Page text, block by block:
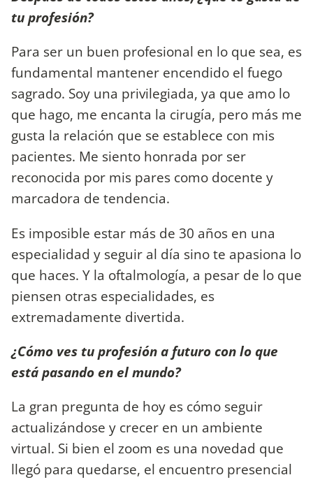
tu profesión?
Para ser un buen profesional en lo que sea, es
fundamental mantener encendido el fuego
sagrado. Soy una privilegiada, ya que amo lo
que hago, me encanta la cirugía, pero más me
gusta la relación que se establece con mis
pacientes. Me siento honrada por ser
reconocida por mis pares como docente y
marcadora de tendencia.
Es imposible estar más de 30 años en una
especialidad y seguir al día sino te apasiona lo
que haces. Y la oftalmología, a pesar de lo que
piensen otras especialidades, es
extremadamente divertida.
¿Cómo ves tu profesión a futuro con lo que
está pasando en el mundo?
La gran pregunta de hoy es cómo seguir
actualizándose y crecer en un ambiente
virtual. Si bien el zoom es una novedad que
llegó para quedarse, el encuentro presencial